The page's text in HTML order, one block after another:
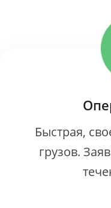
Быстрая,
грузов.